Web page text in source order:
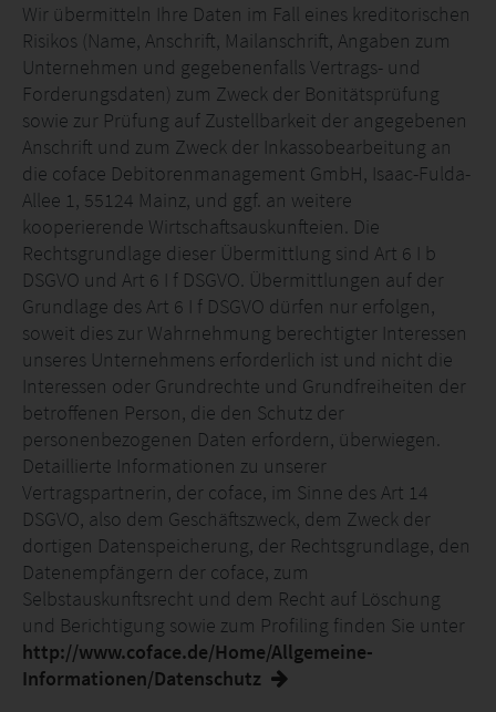
Wir übermitteln Ihre Daten im Fall eines kreditorischen
Risikos (Name, Anschrift, Mailanschrift, Angaben zum
Unternehmen und gegebenenfalls Vertrags- und
Forderungsdaten) zum Zweck der Bonitätsprüfung
sowie zur Prüfung auf Zustellbarkeit der angegebenen
Anschrift und zum Zweck der Inkassobearbeitung an
die coface Debitorenmanagement GmbH, Isaac-Fulda-
Allee 1, 55124 Mainz, und ggf. an weitere
kooperierende Wirtschaftsauskunfteien. Die
Rechtsgrundlage dieser Übermittlung sind Art 6 I b
DSGVO und Art 6 I f DSGVO. Übermittlungen auf der
Grundlage des Art 6 I f DSGVO dürfen nur erfolgen,
soweit dies zur Wahrnehmung berechtigter Interessen
unseres Unternehmens erforderlich ist und nicht die
Interessen oder Grundrechte und Grundfreiheiten der
betroffenen Person, die den Schutz der
personenbezogenen Daten erfordern, überwiegen.
Detaillierte Informationen zu unserer
Vertragspartnerin, der coface, im Sinne des Art 14
DSGVO, also dem Geschäftszweck, dem Zweck der
dortigen Datenspeicherung, der Rechtsgrundlage, den
Datenempfängern der coface, zum
Selbstauskunftsrecht und dem Recht auf Löschung
und Berichtigung sowie zum Profiling finden Sie unter
http://www.coface.de/Home/Allgemeine-
Informationen/Datenschutz